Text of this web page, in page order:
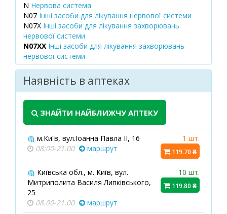
N Нервова система
N07 Інші засоби для лікування нервової системи
N07X Інші засоби для лікування захворювань
нервової системи
N07XX Інші засоби для лікування захворювань
нервової системи
Наявність в аптеках
ЗНАЙТИ НАЙБЛИЖЧУ АПТЕКУ
м.Київ, вул.Іоанна Павла ІІ, 16
08:00-21:00
маршрут
1 шт.
119.70 ₴
Київська обл., м. Київ, вул.
Митриполита Василя Липківського,
25
08.00-21.00
маршрут
10 шт.
119.80 ₴